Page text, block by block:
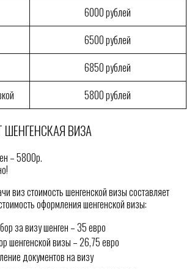
6000 рублей
6500 рублей
6850 рублей
5800 рублей
ВИЗА
– 5800р.
виз стоимость шенгенской визы составляет
оформления шенгенской визы:
за визу шенген – 35 евро
шенгенской визы – 26,75 евро
документов на визу